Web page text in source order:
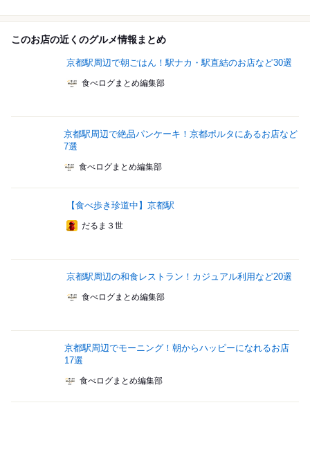
このお店の近くのグルメ情報まとめ
京都駅周辺で朝ごはん！駅ナカ・駅直結のお店など30選
食べログまとめ編集部
京都駅周辺で絶品パンケーキ！京都ポルタにあるお店など
7選
食べログまとめ編集部
【食べ歩き珍道中】京都駅
だるま３世
京都駅周辺の和食レストラン！カジュアル利用など20選
食べログまとめ編集部
京都駅周辺でモーニング！朝からハッピーになれるお店
17選
食べログまとめ編集部